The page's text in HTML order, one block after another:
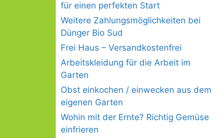
für einen perfekten Start
Weitere Zahlungsmöglichkeiten bei
Dünger Bio Sud
Frei Haus – Versandkostenfrei
Arbeitskleidung für die Arbeit im
Garten
Obst einkochen / einwecken aus dem
eigenen Garten
Wohin mit der Ernte? Richtig Gemüse
einfrieren